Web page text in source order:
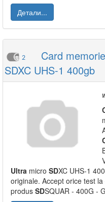
Детали...
2
Card
SDXC UHS-1 400gb
Ultra micro SDXC UHS-1
originale. Accept orice test
produs SDSQUAR - 400G -